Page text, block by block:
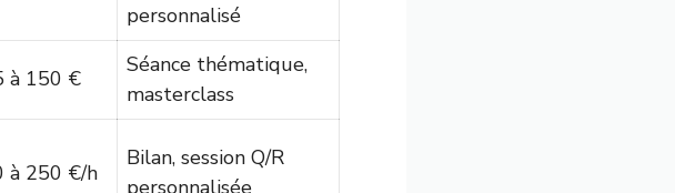
personnalisé
à 150 €
Séance thématique,
masterclass
à 250 €/h
Bilan, session Q/R
personnalisée